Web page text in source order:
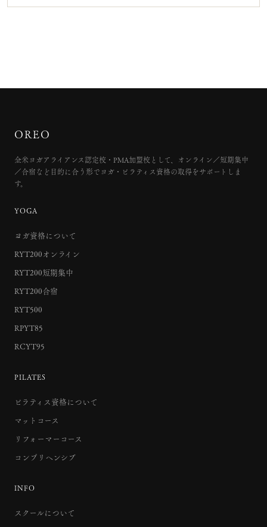
OREO
全米ヨガアライアンス認定校・PMA加盟校として、オンライン／短期集中
／合宿など目的に合う形でヨガ・ピラティス資格の取得をサポートしま
す。
YOGA
ヨガ資格について
RYT200オンライン
RYT200短期集中
RYT200合宿
RYT500
RPYT85
RCYT95
PILATES
ピラティス資格について
マットコース
リフォーマーコース
コンプリヘンシブ
INFO
スクールについて